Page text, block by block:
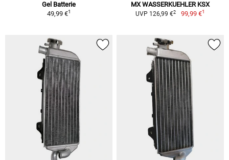
Gel Batterie
49,99 €1
MX WASSERKUEHLER KSX
UVP 126,99 €2 99,99 €1